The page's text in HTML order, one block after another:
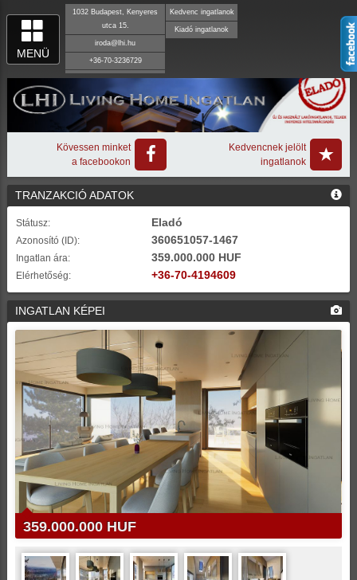
MENÜ
1032 Budapest, Kenyeres
utca 15.
iroda@lhi.hu
+36-70-3236729
Kedvenc ingatlanok
Kiadó ingatlanok
Kövessen minket
a facebookon
Kedvencnek jelölt
ingatlanok
TRANZAKCIÓ ADATOK
Státusz: Eladó
Azonosító (ID): 360651057-1467
Ingatlan ára: 359.000.000 HUF
Elérhetőség: +36-70-4194609
INGATLAN KÉPEI
359.000.000 HUF